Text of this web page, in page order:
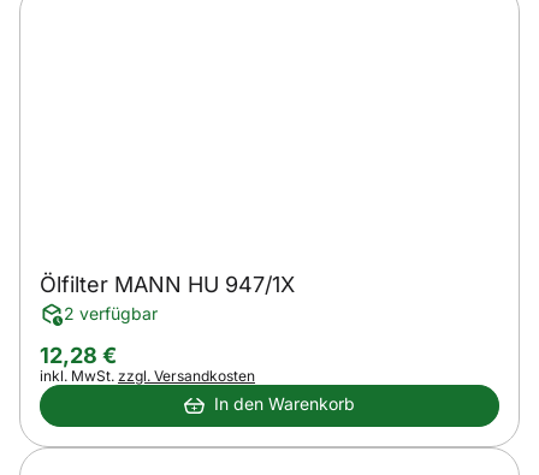
Ölfilter MANN HU 947/1X
2 verfügbar
12,28 €
Steuerhinweis:
inkl. MwSt. zzgl. Versandkosten
In den Warenkorb